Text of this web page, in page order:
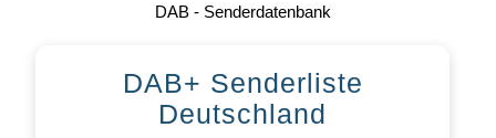
DAB - Senderdatenbank
DAB+ Senderliste
Deutschland